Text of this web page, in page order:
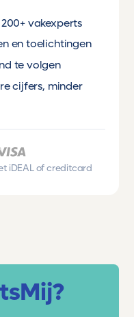
vakexperts
en toelichtingen
te volgen
cijfers, minder
iDEAL of creditcard